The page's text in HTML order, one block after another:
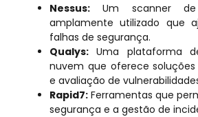
Nessus: Um scanner de
amplamente utilizado que
falhas de segurança.
Qualys: Uma plataforma
nuvem que oferece
e avaliação de
Rapid7: Ferramentas que
segurança e a gestão de